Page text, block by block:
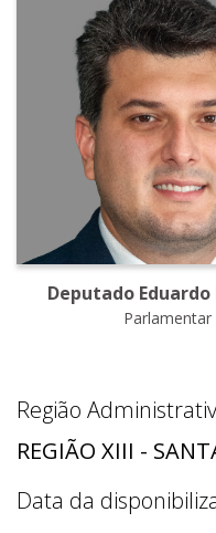
Deputado Eduardo
Parlamentar
Região
REGIÃO XIII -
Data da